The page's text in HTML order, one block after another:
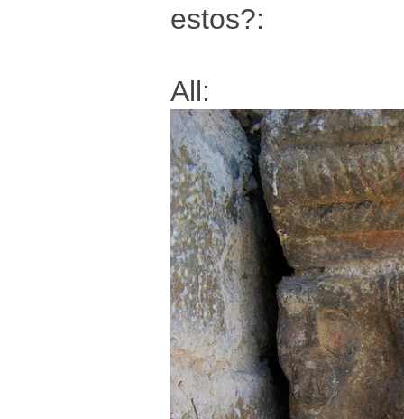
estos?:
All: